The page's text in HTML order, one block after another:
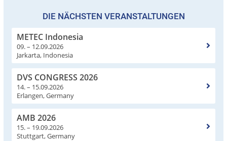
DIE NÄCHSTEN VERANSTALTUNGEN
METEC Indonesia
09. – 12.09.2026
Jarkarta, Indonesia
DVS CONGRESS 2026
14. – 15.09.2026
Erlangen, Germany
AMB 2026
15. – 19.09.2026
Stuttgart, Germany